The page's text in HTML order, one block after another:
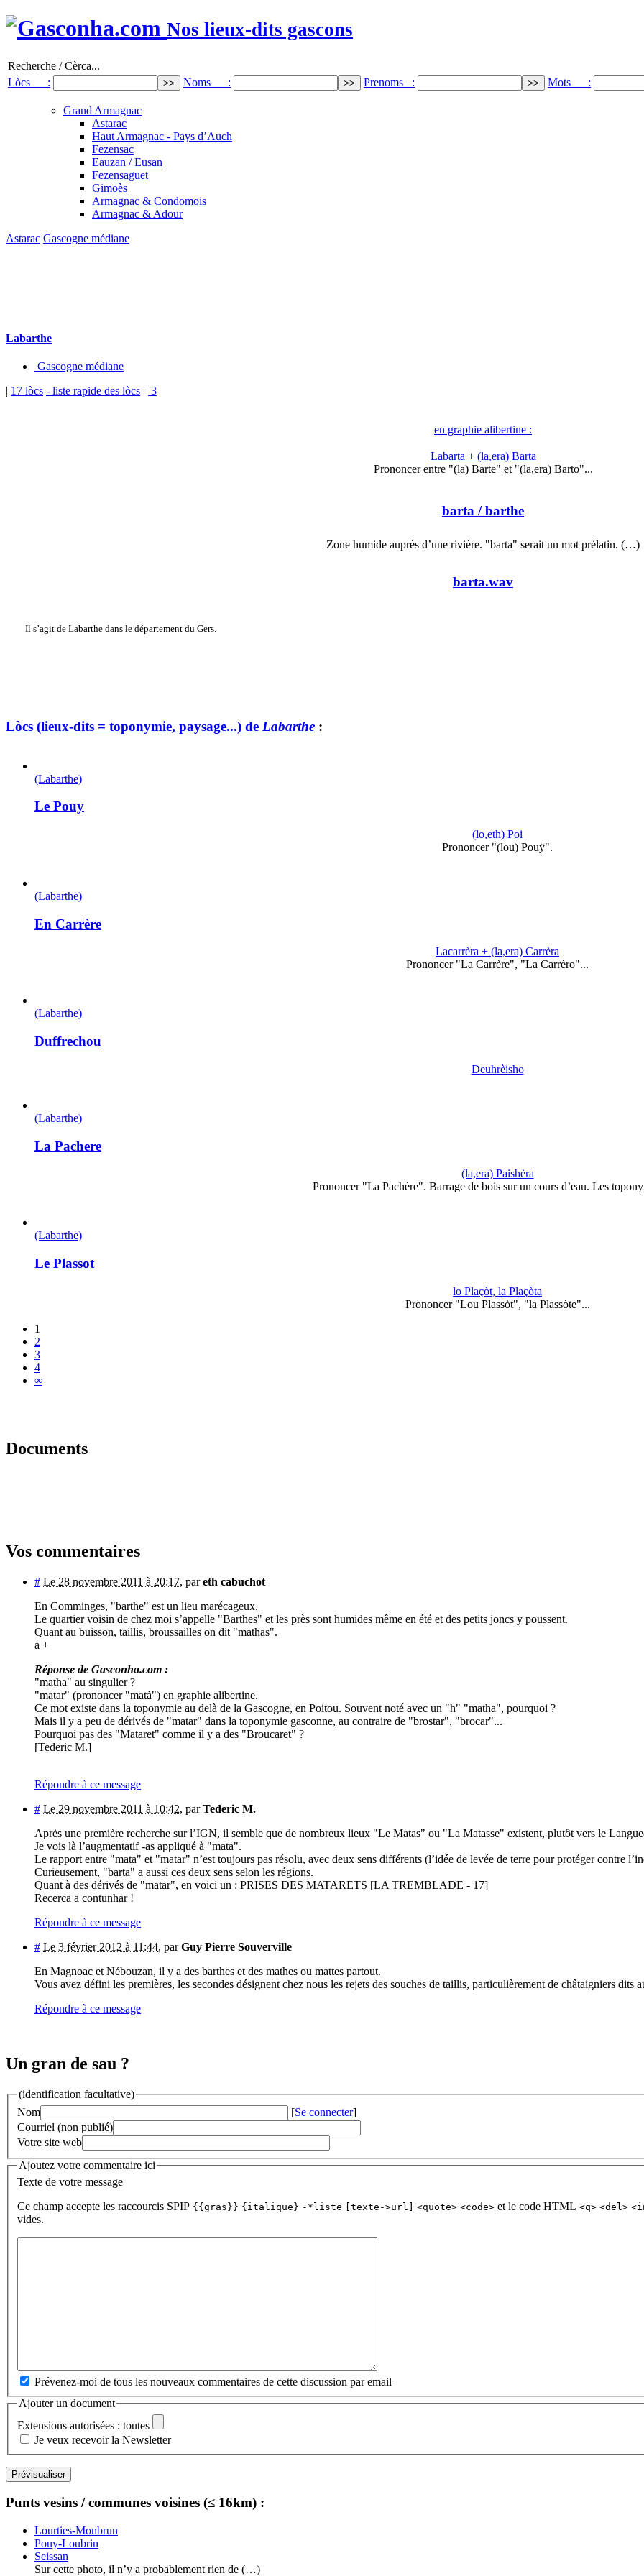
Nos lieux-dits gascons
Recherche / Cèrca...
Lòcs :
Noms : Prenoms : Mots :
Grand Armagnac
Astarac
Haut Armagnac - Pays d’Auch
Fezensac
Eauzan / Eusan
Fezensaguet
Gimoès
Armagnac & Condomois
Armagnac & Adour
Astarac Gascogne médiane
Labarthe
Gascogne médiane
| 17 lòcs - liste rapide des lòcs | 3
en graphie alibertine :
Labarta + (la,era) Barta
Prononcer entre "(la) Barte" et "(la,era) Barto"...
barta / barthe
Zone humide auprès d’une rivière. "barta" serait un mot prélatin. (…)
barta.wav
Il s’agit de Labarthe dans le département du Gers.
Lòcs (lieux-dits = toponymie, paysage...) de Labarthe :
(Labarthe)
Le Pouy
(lo,eth) Poi
Prononcer "(lou) Pouÿ".
(Labarthe)
En Carrère
Lacarrèra + (la,era) Carrèra
Prononcer "La Carrère", "La Carrèro"...
(Labarthe)
Duffrechou
Deuhrèisho
(Labarthe)
La Pachere
(la,era) Paishèra
Prononcer "La Pachère". Barrage de bois sur un cours d’eau. Les
(Labarthe)
Le Plassot
lo Plaçòt, la Plaçòta
Prononcer "Lou Plassòt", "la Plassòte"...
1
2
3
4
∞
Documents
Vos commentaires
# Le 28 novembre 2011 à 20:17, pareth cabuchot
En Comminges, "barthe" est un lieu marécageux.
Le quartier voisin de chez moi s’appelle "Barthes" et les près sont humides même en été et des petits joncs y poussent.
Quant au buisson, taillis, broussailles on dit "mathas".
a +
Réponse de Gasconha.com :
"matha" au singulier ?
"matar" (prononcer "matà") en graphie alibertine.
Ce mot existe dans la toponymie au delà de la Gascogne, en Poitou. Souvent noté avec un "h" "matha", pourquoi ?
Mais il y a peu de dérivés de "matar" dans la toponymie gasconne, au contraire de "brostar", "brocar"...
Pourquoi pas des "Mataret" comme il y a des "Broucaret" ?
[Tederic M.]
Répondre à ce message
# Le 29 novembre 2011 à 10:42, parTederic M.
Après une première recherche sur l’IGN, il semble que de nombreux lieux "Le Matas" ou "La Matasse" existent, plutôt vers le
Je vois là l’augmentatif -as appliqué à "mata".
Le rapport entre "mata" et "matar" n’est toujours pas résolu, avec deux sens différents (l’idée de levée de terre pour protéger contre
Curieusement, "barta" a aussi ces deux sens selon les régions.
Quant à des dérivés de "matar", en voici un : PRISES DES MATARETS [LA TREMBLADE - 17]
Recerca a contunhar !
Répondre à ce message
# Le 3 février 2012 à 11:44, parGuy Pierre Souverville
En Magnoac et Nébouzan, il y a des barthes et des mathes ou mattes partout.
Vous avez défini les premières, les secondes désignent chez nous les rejets des souches de taillis, particulièrement de châtaigniers dits
Répondre à ce message
Un gran de sau ?
(identification facultative)
Nom
[Se connecter]
Courriel (non publié)
Votre site web
Ajoutez votre commentaire ici
Texte de votre message
Ce champ accepte les raccourcis SPIP {{gras}} {italique} -*liste [texte->url] <quote> <code> et le code HTML <q> <del>
vides.
Prévenez-moi de tous les nouveaux commentaires de cette discussion par email
Ajouter un document
Extensions autorisées : toutes
Je veux recevoir la Newsletter
Punts vesins / communes voisines (≤ 16km) :
Lourties-Monbrun
Pouy-Loubrin
Seissan
Sur cette photo, il n’y a probablement rien de (…)